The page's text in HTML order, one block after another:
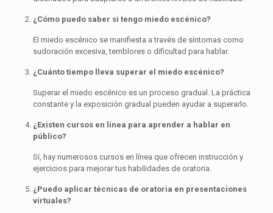
¿Cómo puedo saber si tengo miedo escénico?
El miedo escénico se manifiesta a través de síntomas como
sudoración excesiva, temblores o dificultad para hablar.
¿Cuánto tiempo lleva superar el miedo escénico?
Superar el miedo escénico es un proceso gradual. La práctica
constante y la exposición gradual pueden ayudar a superarlo.
¿Existen cursos en línea para aprender a hablar en
público?
Sí, hay numerosos cursos en línea que ofrecen instrucción y
ejercicios para mejorar tus habilidades de oratoria.
¿Puedo aplicar técnicas de oratoria en presentaciones
virtuales?